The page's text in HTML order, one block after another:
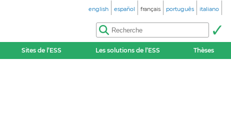
english español français português italiano
Sites de l’ESS Les solutions de l’ESS Thèses